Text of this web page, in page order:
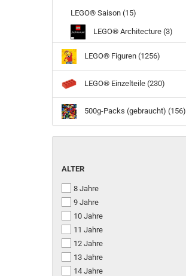
LEGO® Saison (15)
LEGO® Architecture (3)
LEGO® Figuren (1256)
LEGO® Einzelteile (230)
500g-Packs (gebraucht) (156)
ALTER
ALTER
8 Jahre
9 Jahre
10 Jahre
11 Jahre
12 Jahre
13 Jahre
14 Jahre